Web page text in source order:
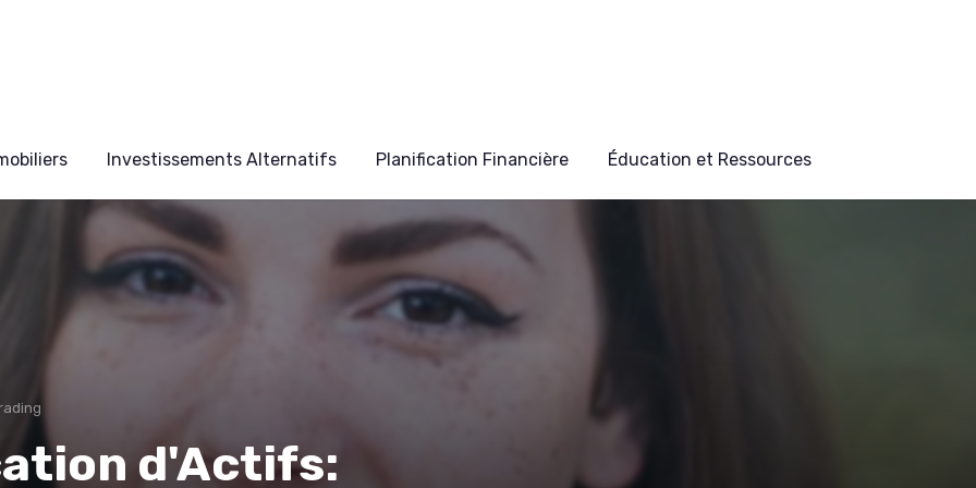
Investissements Alternatifs Planification Financière Éducation et Ressources
d'Actifs: